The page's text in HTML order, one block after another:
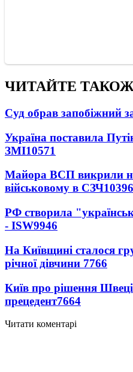
ЧИТАЙТЕ ТАКОЖ
Суд обрав запобіжний
Україна поставила
ЗМІ10571
Майора ВСП викрили
військовому в СЗЧ10396
РФ створила
- ISW9946
На Київщині сталося
річної дівчини 7766
Київ про рішення
прецедент7664
Читати коментарі